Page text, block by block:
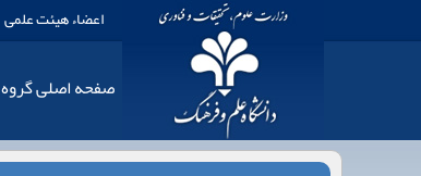
اعضاء هیئت علمی
صفحه اصلی گروه